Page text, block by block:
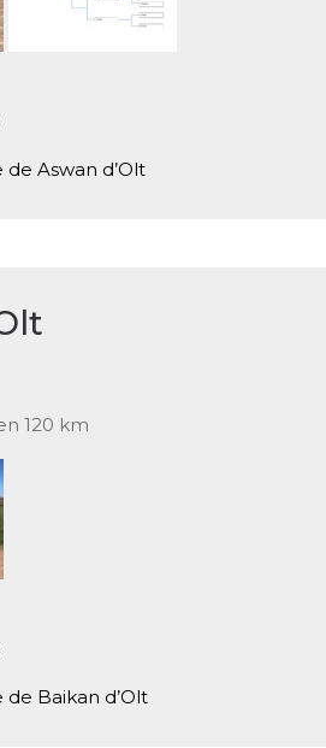
Aswan d’Olt
120 km
Baikan d’Olt